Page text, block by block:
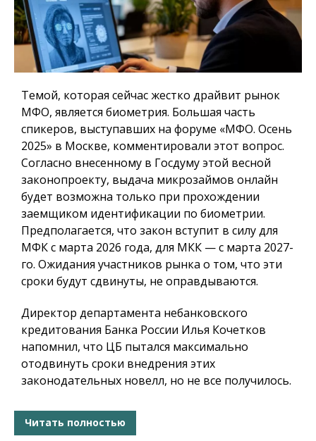
Темой, которая сейчас жестко драйвит рынок
МФО, является биометрия. Большая часть
спикеров, выступавших на форуме «МФО. Осень
2025» в Москве, комментировали этот вопрос.
Согласно внесенному в Госдуму этой весной
законопроекту, выдача микрозаймов онлайн
будет возможна только при прохождении
заемщиком идентификации по биометрии.
Предполагается, что закон вступит в силу для
МФК с марта 2026 года, для МКК — с марта 2027-
го. Ожидания участников рынка о том, что эти
сроки будут сдвинуты, не оправдываются.
Директор департамента небанковского
кредитования Банка России Илья Кочетков
напомнил, что ЦБ пытался максимально
отодвинуть сроки внедрения этих
законодательных новелл, но не все получилось.
Читать полностью